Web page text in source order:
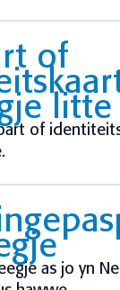
of
litte
of
as jo yn